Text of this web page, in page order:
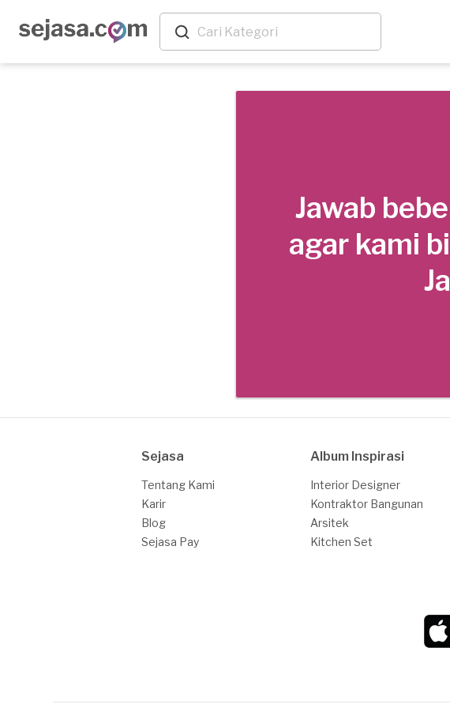
Jawab
agar kami
Sejasa
Tentang Kami
Karir
Blog
Sejasa Pay
Album Inspirasi
Interior Designer
Kontraktor Bangunan
Arsitek
Kitchen Set